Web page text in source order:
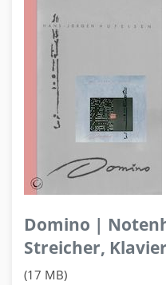
Domino |
Streicher, Klavier
(17 MB)